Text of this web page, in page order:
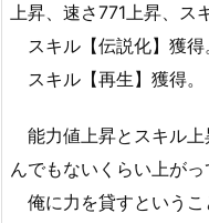
上昇、速さ771上昇、ス
スキル【伝説化】獲得
スキル【再生】獲得。
能力値上昇とスキル上
んでもないくらい上がっ
俺に力を貸すというこ